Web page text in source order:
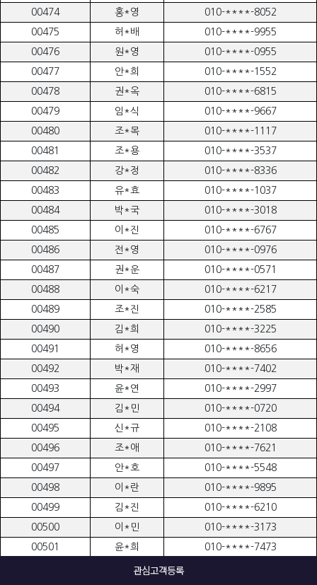
00474
홍*영
010-****-8052
00475
허*배
010-****-9955
00476
원*영
010-****-0955
00477
안*희
010-****-1552
00478
권*옥
010-****-6815
00479
임*식
010-****-9667
00480
조*목
010-****-1117
00481
조*용
010-****-3537
00482
강*정
010-****-8336
00483
유*효
010-****-1037
00484
박*국
010-****-3018
00485
이*진
010-****-6767
00486
전*영
010-****-0976
00487
권*운
010-****-0571
00488
이*숙
010-****-6217
00489
조*진
010-****-2585
00490
김*희
010-****-3225
00491
허*영
010-****-8656
00492
박*재
010-****-7402
00493
윤*연
010-****-2997
00494
김*민
010-****-0720
00495
신*규
010-****-2108
00496
조*애
010-****-7621
00497
안*호
010-****-5548
00498
이*란
010-****-9895
00499
김*진
010-****-6210
00500
이*민
010-****-3173
00501
윤*희
010-****-7473
최*영관심고객등록